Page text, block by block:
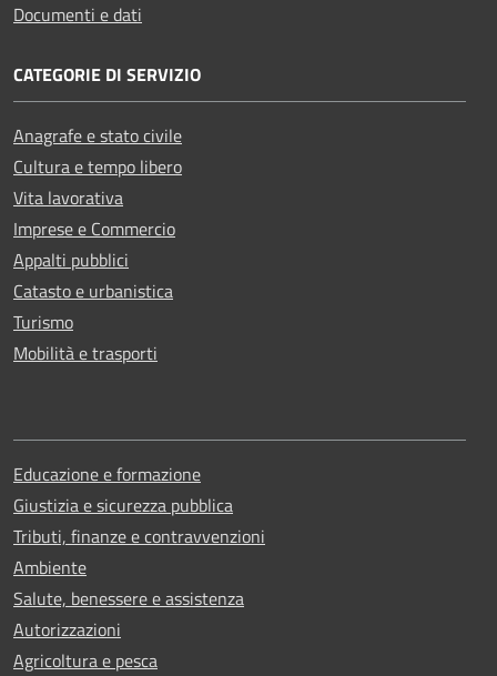
Documenti e dati
CATEGORIE DI SERVIZIO
Anagrafe e stato civile
Cultura e tempo libero
Vita lavorativa
Imprese e Commercio
Appalti pubblici
Catasto e urbanistica
Turismo
Mobilità e trasporti
Educazione e formazione
Giustizia e sicurezza pubblica
Tributi, finanze e contravvenzioni
Ambiente
Salute, benessere e assistenza
Autorizzazioni
Agricoltura e pesca